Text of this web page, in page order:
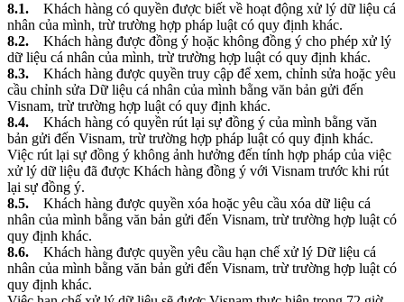
8.1. Khách hàng có quyền được biết về hoạt động xử lý dữ liệu cá
nhân của mình, trừ trường hợp pháp luật có quy định khác.
8.2. Khách hàng được đồng ý hoặc không đồng ý cho phép xử lý
dữ liệu cá nhân của mình, trừ trường hợp luật có quy định khác.
8.3. Khách hàng được quyền truy cập để xem, chỉnh sửa hoặc yêu
cầu chỉnh sửa Dữ liệu cá nhân của mình bằng văn bản gửi đến
Visnam, trừ trường hợp luật có quy định khác.
8.4. Khách hàng có quyền rút lại sự đồng ý của mình bằng văn
bản gửi đến Visnam, trừ trường hợp pháp luật có quy định khác.
Việc rút lại sự đồng ý không ảnh hưởng đến tính hợp pháp của việc
xử lý dữ liệu đã được Khách hàng đồng ý với Visnam trước khi rút
lại sự đồng ý.
8.5. Khách hàng được quyền xóa hoặc yêu cầu xóa dữ liệu cá
nhân của mình bằng văn bản gửi đến Visnam, trừ trường hợp luật có
quy định khác.
8.6. Khách hàng được quyền yêu cầu hạn chế xử lý Dữ liệu cá
nhân của mình bằng văn bản gửi đến Visnam, trừ trường hợp luật có
quy định khác.